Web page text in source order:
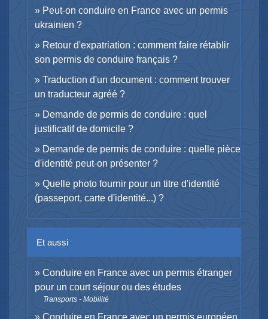
Peut-on conduire en France avec un permis
ukrainien ?
Retour d'expatriation : comment faire rétablir
son permis de conduire français ?
Traduction d'un document : comment trouver
un traducteur agréé ?
Demande de permis de conduire : quel
justificatif de domicile ?
Demande de permis de conduire : quelle pièce
d'identité peut-on présenter ?
Quelle photo fournir pour un titre d'identité
(passeport, carte d'identité...) ?
Et aussi
Conduire en France avec un permis étranger
pour un court séjour ou des études
Transports - Mobilité
Conduire en France avec un permis européen